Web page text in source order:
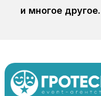
и многое